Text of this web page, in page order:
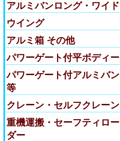
アルミバンロング・ワイド
ウイング
アルミ箱 その他
パワーゲート付平ボディー
パワーゲート付アルミバン
等
クレーン・セルフクレーン
重機運搬・セーフティロー
ダー